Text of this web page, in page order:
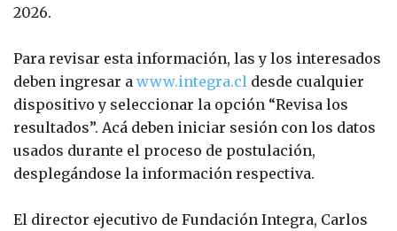
2026.
Para revisar esta información, las y los interesados
deben ingresar a www.integra.cl desde cualquier
dispositivo y seleccionar la opción “Revisa los
resultados”. Acá deben iniciar sesión con los datos
usados durante el proceso de postulación,
desplegándose la información respectiva.
El director ejecutivo de Fundación Integra, Carlos